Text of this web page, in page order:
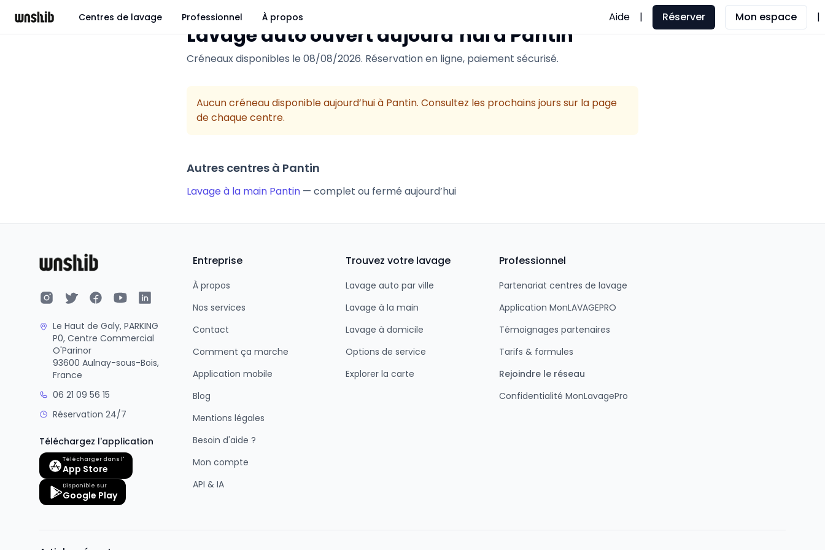
Centres de lavage Professionnel À propos Aide | Réserver Mon espace |
Lavage auto ouvert aujourd’hui àPantin
Créneaux disponibles le 08/08/2026. Réservation en ligne, paiement sécurisé.
Aucun créneau disponible aujourd’hui à Pantin. Consultez les prochains jours sur la page
de chaque centre.
Autres centres à Pantin
Lavage à la main Pantin — complet ou fermé aujourd’hui
Le Haut de Galy, PARKING
P0, Centre Commercial
O'Parinor
93600 Aulnay-sous-Bois,
France
06 21 09 56 15
Réservation 24/7
Téléchargez l'application
Télécharger dans l'
App Store
Disponible sur
Google Play
Entreprise
À propos
Nos services
Contact
Comment ça marche
Application mobile
Blog
Mentions légales
Besoin d'aide ?
Mon compte
API & IA
Trouvez votre lavage
Lavage auto par ville
Lavage à la main
Lavage à domicile
Options de service
Explorer la carte
Professionnel
Partenariat centres de lavage
Application MonLAVAGEPRO
Témoignages partenaires
Tarifs & formules
Rejoindre le réseau
Confidentialité MonLavagePro